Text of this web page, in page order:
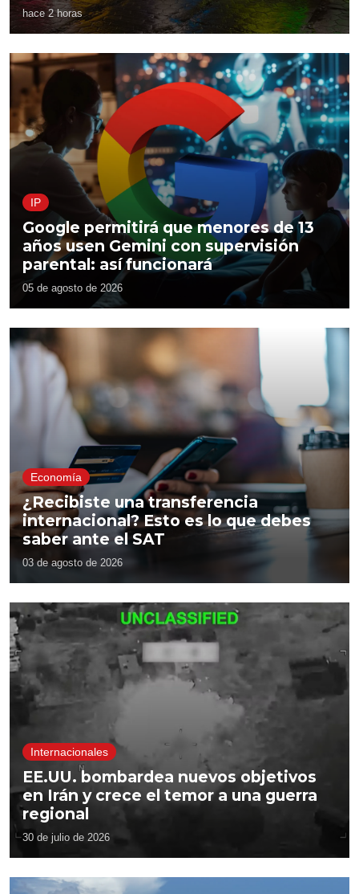
hace 2 horas
IP
Google permitirá que menores de 13
años usen Gemini con supervisión
parental: así funcionará
05 de agosto de 2026
Economía
¿Recibiste una transferencia
internacional? Esto es lo que debes
saber ante el SAT
03 de agosto de 2026
Internacionales
EE.UU. bombardea nuevos objetivos
en Irán y crece el temor a una guerra
regional
30 de julio de 2026